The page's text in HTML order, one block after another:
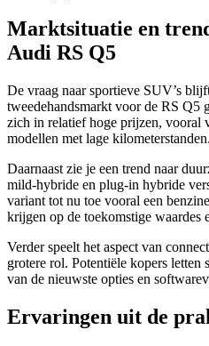
Marktsituatie en
Audi RS Q5
De vraag naar sportieve SUV’s
tweedehandsmarkt voor de RS Q5
zich in relatief hoge prijzen, vooral
modellen met lage kilometerstanden.
Daarnaast zie je een trend naar
mild-hybride en plug-in hybride
variant tot nu toe vooral een
krijgen op de toekomstige waardes
Verder speelt het aspect van
grotere rol. Potentiële kopers letten
van de nieuwste opties en
Ervaringen uit de